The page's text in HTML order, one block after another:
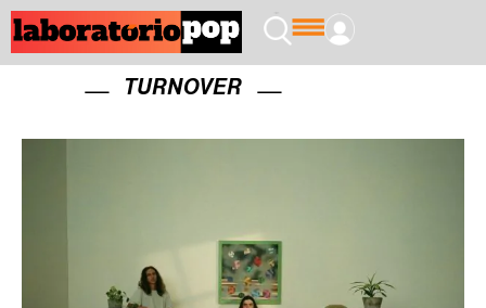
TURNOVER